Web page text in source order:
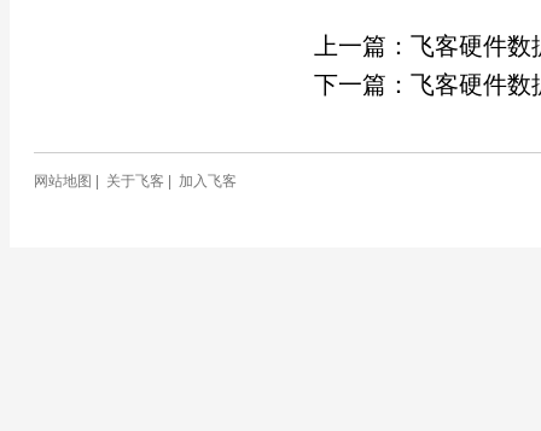
上一篇： 飞客硬件数
下一篇： 飞客硬件数
网站地图 关于飞客 加入飞客